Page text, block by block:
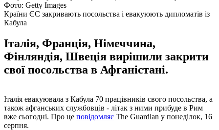
Фото: Getty Images
Країни ЄС закривають посольства і евакуюють дипломатів із
Кабула
Італія, Франція, Німеччина,
Фінляндія, Швеція вирішили закрити
свої посольства в Афганістані.
Італія евакуювала з Кабула 70 працівників свого посольства, а
також афганських службовців - літак з ними прибуде в Рим
вже сьогодні. Про це повідомляє The Guardian у понеділок, 16
серпня.